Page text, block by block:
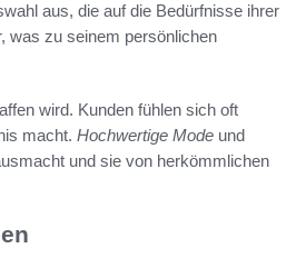
aus, die auf die Bedürfnisse ihrer
was zu seinem persönlichen
wird. Kunden fühlen sich oft
macht. Hochwertige Mode und
und sie von herkömmlichen